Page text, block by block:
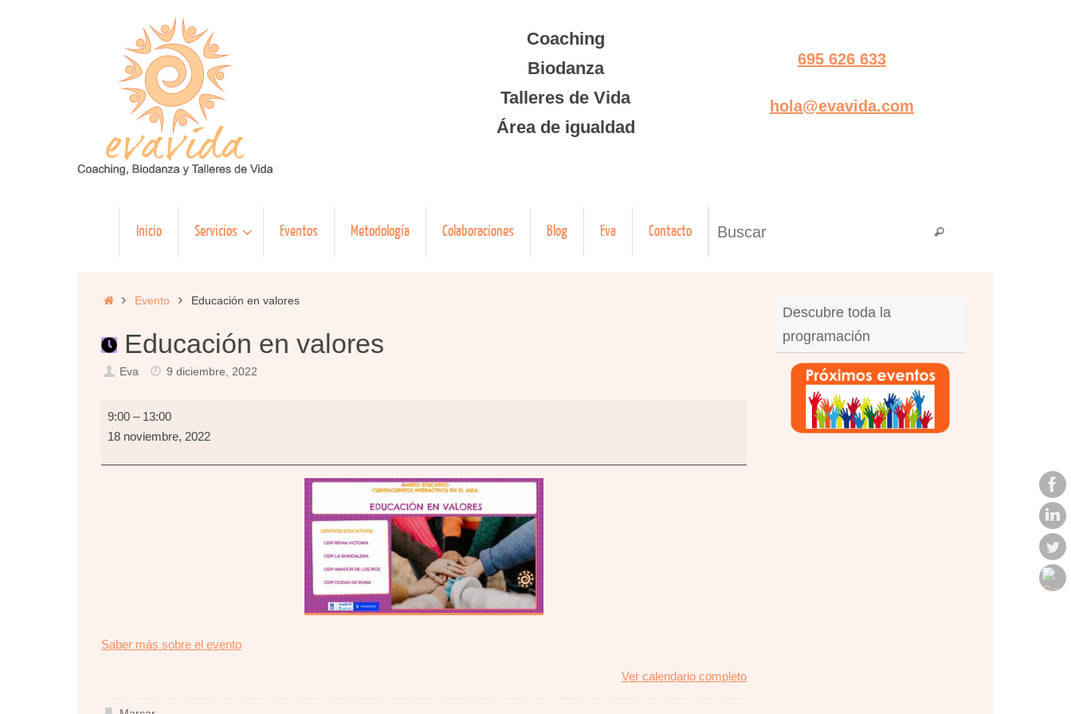
Coaching
Biodanza
Talleres de Vida
Área de igualdad
695 626 633
hola@evavida.com
Inicio Servicios Eventos Metodología Colaboraciones Blog Eva Contacto Buscar
InicioEvento Educación en valores
Educación en valores
Eva 9 diciembre, 2022
Educación
en
9:00 – 13:00
18 noviembre, 2022
Saber más sobre el eventoabout
Ver calendario completo
Descubre toda la
programación